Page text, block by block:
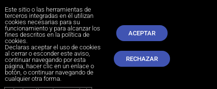
CONTACTO
comunidad@cielolaboral.com
Copyright © 2026
Este sitio o las herramientas de
terceros integradas en él utilizan
cookies necesarias para su
funcionamiento y para alcanzar los
fines descritos en la política de
cookies.
Declaras aceptar el uso de cookies
al cerrar o esconder este aviso,
continuar navegando por esta
página, hacer clic en un enlace o
botón, o continuar navegando de
cualquier otra forma.
ACEPTAR
RECHAZAR